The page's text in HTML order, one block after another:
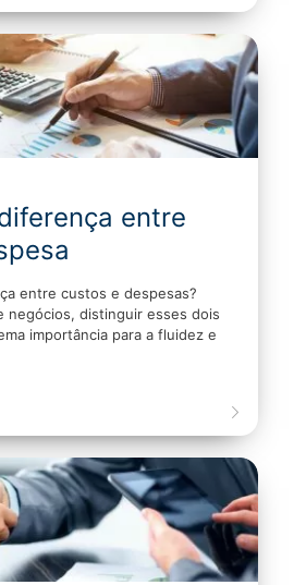
entre
entre custos e despesas?
negócios, distinguir esses dois
importância para a fluidez e